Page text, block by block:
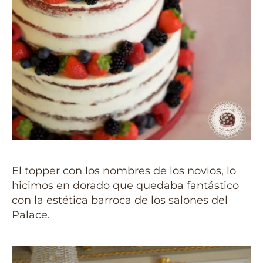
El topper con los nombres de los novios, lo
hicimos en dorado que quedaba fantástico
con la estética barroca de los salones del
Palace.